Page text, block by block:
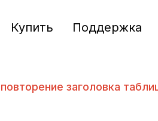
Купить Поддержка
заголовка